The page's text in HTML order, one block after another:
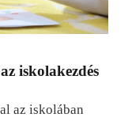
iskolakezdés
az iskolában